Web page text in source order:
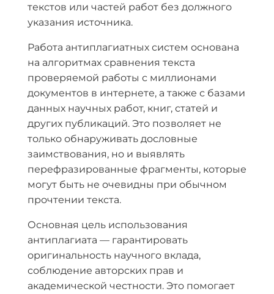
текстов или частей работ без должного
указания источника.
Работа антиплагиатных систем основана
на алгоритмах сравнения текста
проверяемой работы с миллионами
документов в интернете, а также с базами
данных научных работ, книг, статей и
других публикаций. Это позволяет не
только обнаруживать дословные
заимствования, но и выявлять
перефразированные фрагменты, которые
могут быть не очевидны при обычном
прочтении текста.
Основная цель использования
антиплагиата — гарантировать
оригинальность научного вклада,
соблюдение авторских прав и
академической честности. Это помогает